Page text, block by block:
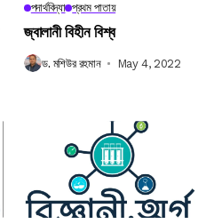
পদার্থবিদ্যা প্রথম পাতায়
জ্বালানী বিহীন বিশ্ব
ড. মশিউর রহমান May 4, 2022